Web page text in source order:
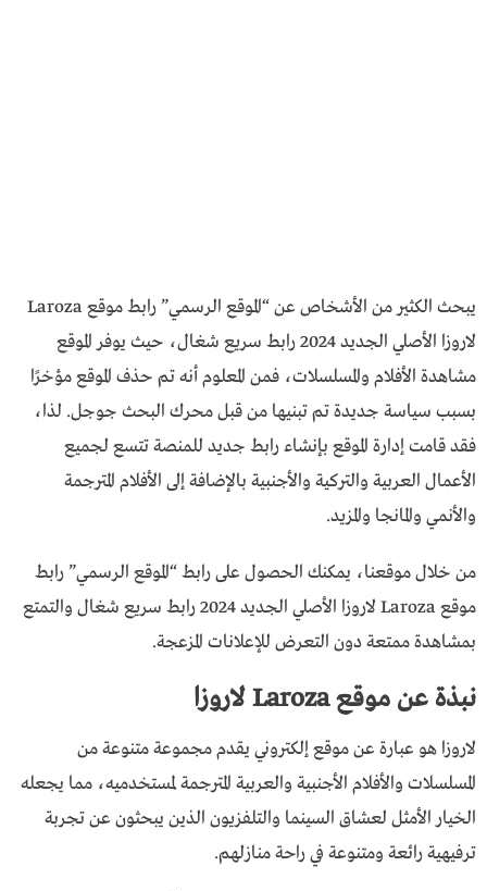
يبحث الكثير من الأشخاص عن “المـوقع الرسمـي” رابط موقع Laroza
لاروزا الأصلي الجديد 2024 رابط سريع شغال، حيث يوفر الموقع
مشاهدة الأفلام والمسلسلات، فمن المعلوم أنه تم حذف الموقع مؤخرًا
بسبب سياسة جديدة تم تبنيها من قبل محرك البحث جوجل. لذا،
فقد قامت إدارة الموقع بإنشاء رابط جديد للمنصة تتسع لجميع
الأعمال العربية والتركية والأجنبية بالإضافة إلى الأفلام المترجمة
والأنمي والمانجا والمزيد.
من خلال موقعنا، يمكنك الحصول على رابط “المـوقع الرسمـي” رابط
موقع Laroza لاروزا الأصلي الجديد 2024 رابط سريع شغال والتمتع
بمشاهدة ممتعة دون التعرض للإعلانات المزعجة.
نبذة عن موقع Laroza لاروزا
لاروزا هو عبارة عن موقع إلكتروني يقدم مجموعة متنوعة من
المسلسلات والأفلام الأجنبية والعربية المترجمة لمستخدميه، مما يجعله
الخيار الأمثل لعشاق السينما والتلفزيون الذين يبحثون عن تجربة
ترفيهية رائعة ومتنوعة في راحة منازلهم.